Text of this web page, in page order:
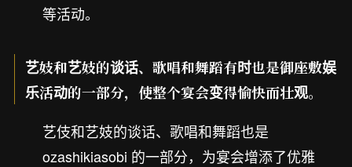
等活动。
艺妓和艺妓的谈话、歌唱和舞蹈有时也是御座敷娱
乐活动的一部分，使整个宴会变得愉快而壮观。
艺伎和艺妓的谈话、歌唱和舞蹈也是
ozashikiasobi 的一部分，为宴会增添了优雅